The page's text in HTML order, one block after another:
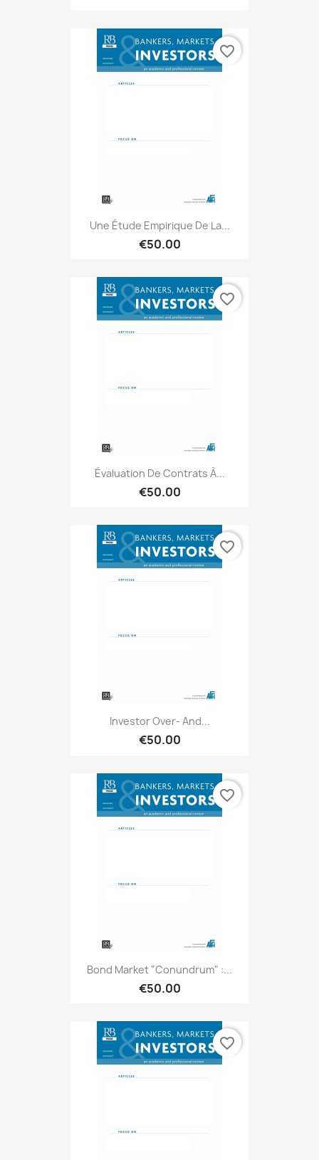
Une Étude Empirique De La...
€50.00
favorite_border
Évaluation De Contrats À...
€50.00
favorite_border
Investor Over- And...
€50.00
favorite_border
Bond Market "Conundrum" :...
€50.00
favorite_border
favorite_border